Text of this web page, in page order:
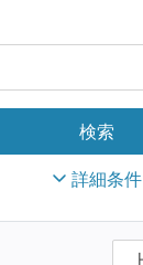
詳細条件